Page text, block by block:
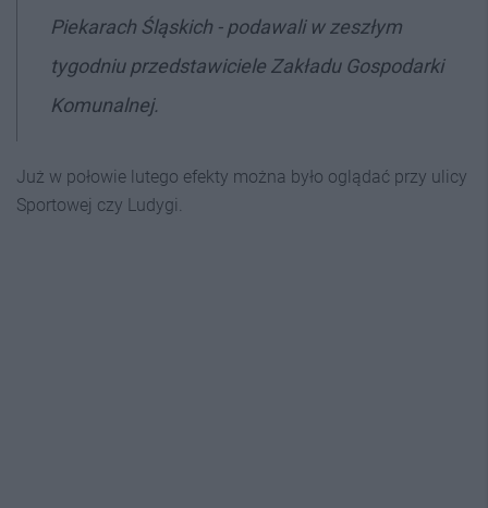
Piekarach Śląskich - podawali w zeszłym
tygodniu przedstawiciele Zakładu Gospodarki
Komunalnej.
Już w połowie lutego efekty można było oglądać przy ulicy
Sportowej czy Ludygi.